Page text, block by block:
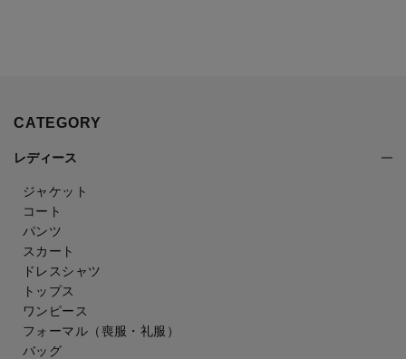
CATEGORY
レディース
ジャケット
コート
パンツ
スカート
ドレスシャツ
トップス
ワンピース
フォーマル（喪服・礼服）
バッグ